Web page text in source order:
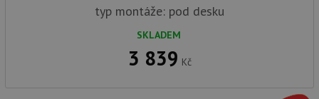
typ montáže: pod desku
SKLADEM
3 839 Kč